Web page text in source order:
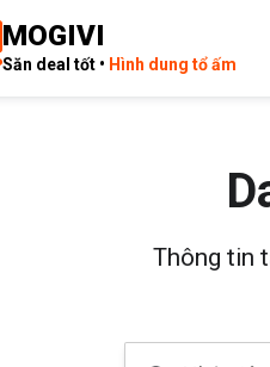
MOGIVI
Săn deal tốt • Hình dung tổ ấm
Thông tin